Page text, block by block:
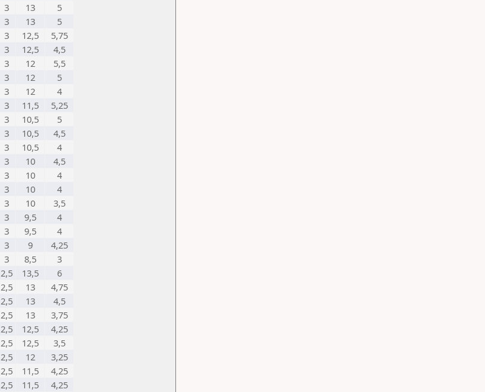
3 13
5
3 13
5
3 12,5
5,75
3 12,5
4,5
3 12
5,5
3 12
5
3 12
4
3 11,5
5,25
3 10,5
5
3 10,5
4,5
3 10,5
4
3 10
4,5
3 10
4
3 10
4
3 10
3,5
3 9,5
4
3 9,5
4
3 9
4,25
3 8,5
3
2,5 13,5
6
2,5 13
4,75
2,5 13
4,5
2,5 13
3,75
2,5 12,5
4,25
2,5 12,5
3,5
2,5 12
3,25
2,5 11,5
4,25
2,5 11,5
4,25